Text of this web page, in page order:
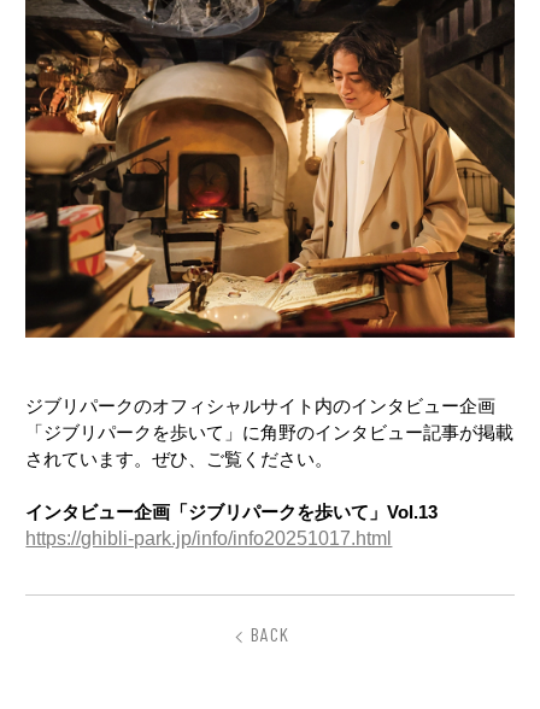
CONTACT
ジブリパークのオフィシャルサイト内のインタビュー企画
「ジブリパークを歩いて」に角野のインタビュー記事が掲載
されています。ぜひ、ご覧ください。
インタビュー企画「ジブリパークを歩いて」Vol.13
https://ghibli-park.jp/info/info20251017.html
BACK